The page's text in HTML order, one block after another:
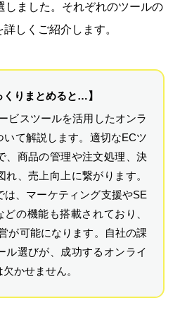
しました。それぞれのツールの
しくご紹介します。
くりまとめると…】
ビスツールを活用したオンラ
いて解説します。適切なECツ
、商品の管理や注文処理、決
、売上向上に繋がります。
は、マーケティング支援やSE
の機能も搭載されており、
が可能になります。自社の課
ル選びが、成功するオンライ
かせません。